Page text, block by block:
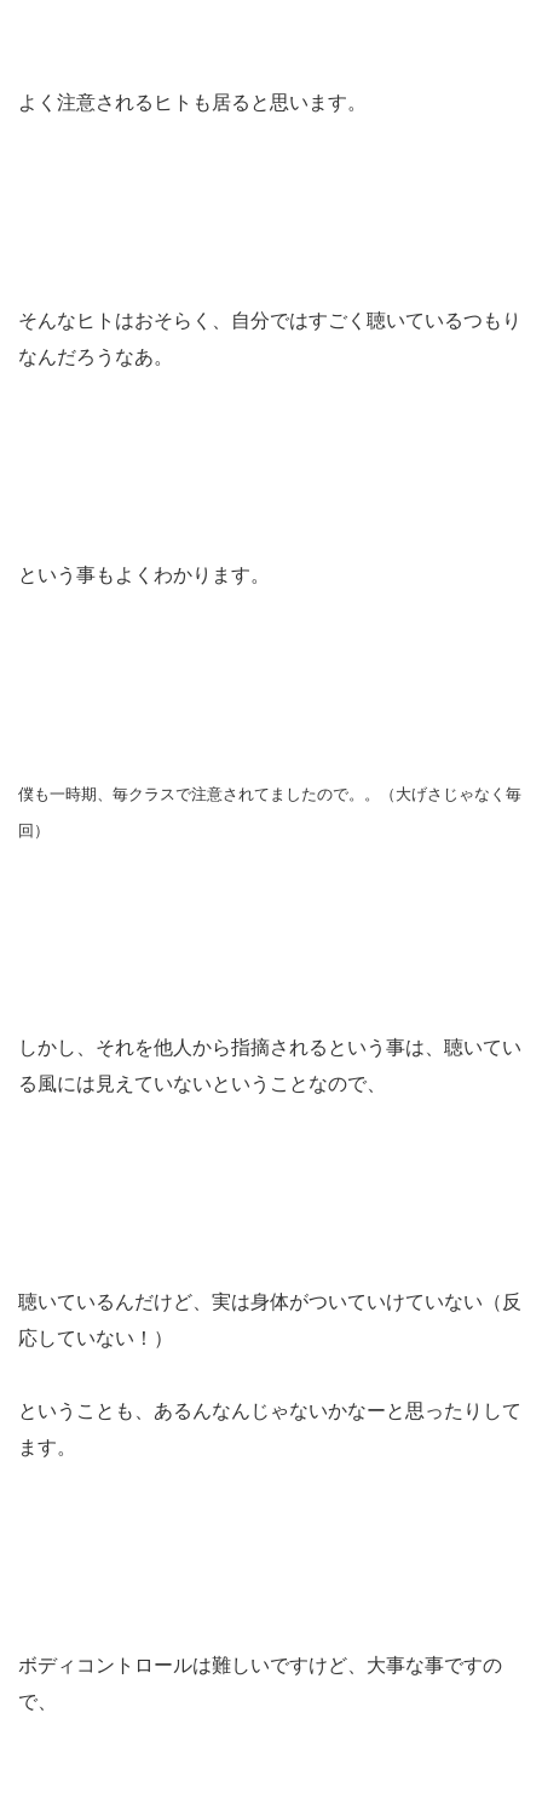
よく注意されるヒトも居ると思います。
そんなヒトはおそらく、自分ではすごく聴いているつもり
なんだろうなあ。
という事もよくわかります。
僕も一時期、毎クラスで注意されてましたので。。（大げさじゃなく毎
回）
しかし、それを他人から指摘されるという事は、聴いてい
る風には見えていないということなので、
聴いているんだけど、実は身体がついていけていない（反
応していない！）
ということも、あるんなんじゃないかなーと思ったりして
ます。
ボディコントロールは難しいですけど、大事な事ですの
で、